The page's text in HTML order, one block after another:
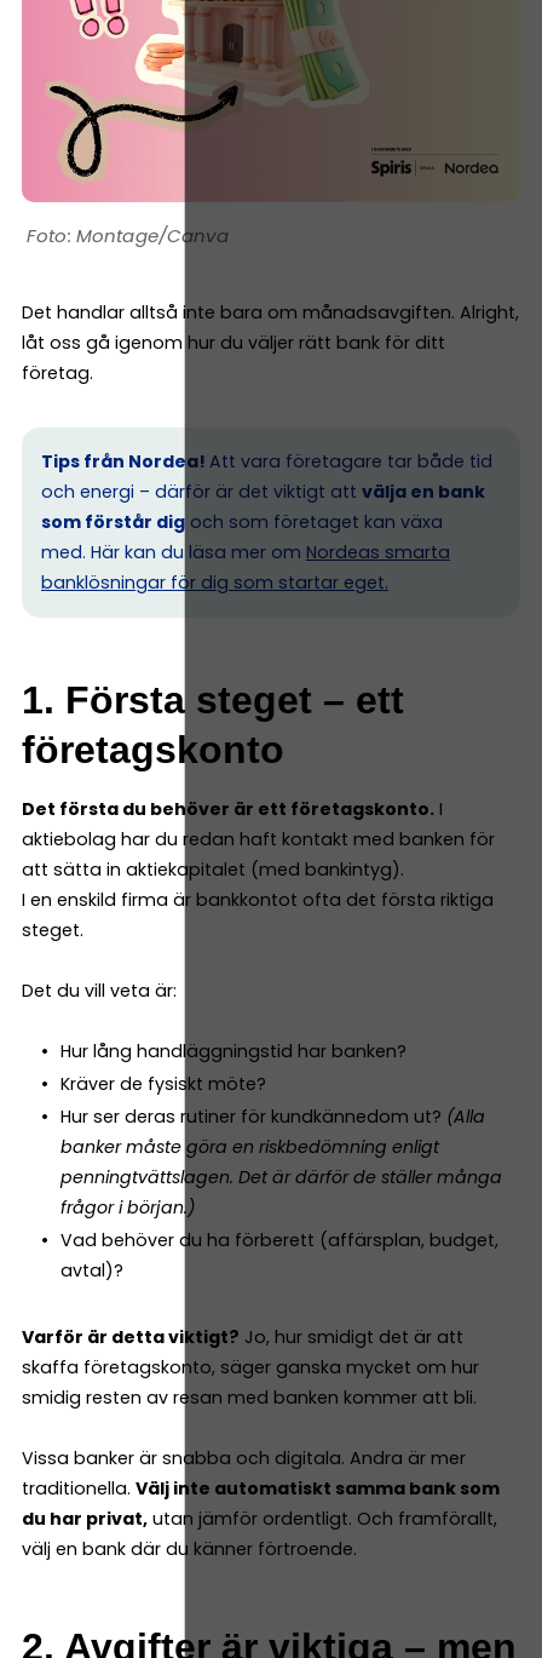
Montage/Canva
Det handlar alltså inte bara om månadsavgiften. Alright,
låt oss gå igenom hur du väljer rätt bank för ditt
företag.
Tips från Nordea! Att vara företagare tar både tid
och energi – därför är det viktigt att välja en bank
som förstår dig och som företaget kan växa
med. Här kan du läsa mer om Nordeas smarta
banklösningar för dig som startar eget.
1. Första steget – ett
företagskonto
Det första du behöver är ett företagskonto. I
aktiebolag har du redan haft kontakt med banken för
att sätta in aktiekapitalet (med bankintyg).
I en enskild firma är bankkontot ofta det första riktiga
steget.
Det du vill veta är:
Hur lång handläggningstid har banken?
Kräver de fysiskt möte?
Hur ser deras rutiner för kundkännedom ut? (Alla
banker måste göra en riskbedömning enligt
penningtvättslagen. Det är därför de ställer många
frågor i början.)
Vad behöver du ha förberett (affärsplan, budget,
avtal)?
Varför är detta viktigt? Jo, hur smidigt det är att
skaffa företagskonto, säger ganska mycket om hur
smidig resten av resan med banken kommer att bli.
Vissa banker är snabba och digitala. Andra är mer
traditionella. Välj inte automatiskt samma bank som
du har privat, utan jämför ordentligt. Och framförallt,
välj en bank där du känner förtroende.
2. Avgifter är viktiga – men